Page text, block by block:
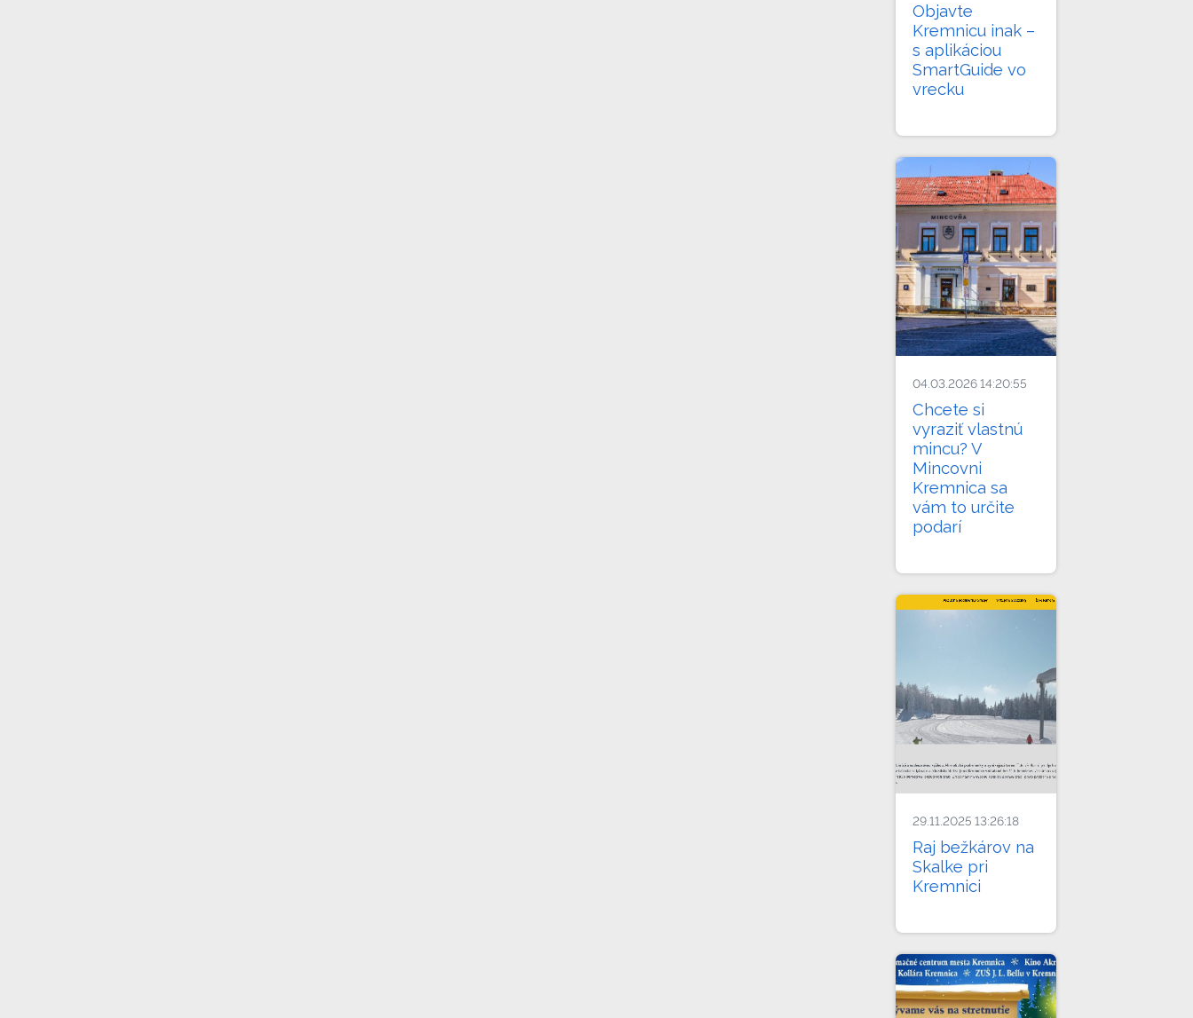
Objavte
Kremnicu inak –
s aplikáciou
SmartGuide vo
vrecku
04.03.2026 14:20:55
Chcete si
vyraziť vlastnú
mincu? V
Mincovni
Kremnica sa
vám to určite
podarí
29.11.2025 13:26:18
Raj bežkárov na
Skalke pri
Kremnici